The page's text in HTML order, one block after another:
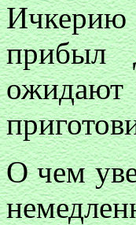
Ичкерию
прибыл
ожидают
О чем